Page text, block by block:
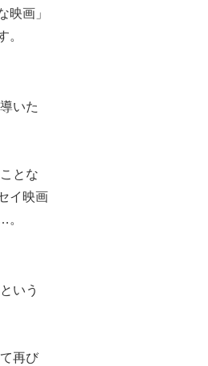
映画」
。
いた
とな
イ映画
。
いう
再び